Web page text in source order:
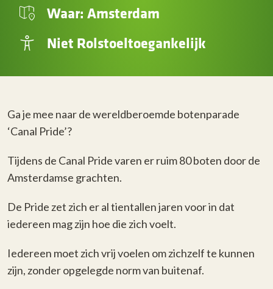
Waar: Amsterdam
Niet Rolstoeltoegankelijk
Ga je mee naar de wereldberoemde botenparade
‘Canal Pride’?
Tijdens de Canal Pride varen er ruim 80 boten door de
Amsterdamse grachten.
De Pride zet zich er al tientallen jaren voor in dat
iedereen mag zijn hoe die zich voelt.
Iedereen moet zich vrij voelen om zichzelf te kunnen
zijn, zonder opgelegde norm van buitenaf.